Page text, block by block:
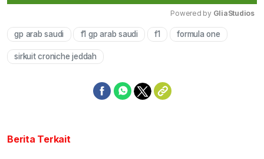
Mute
Powered by GliaStudios
gp arab saudi f1 gp arab saudi f1 formula one
sirkuit croniche jeddah
Berita Terkait